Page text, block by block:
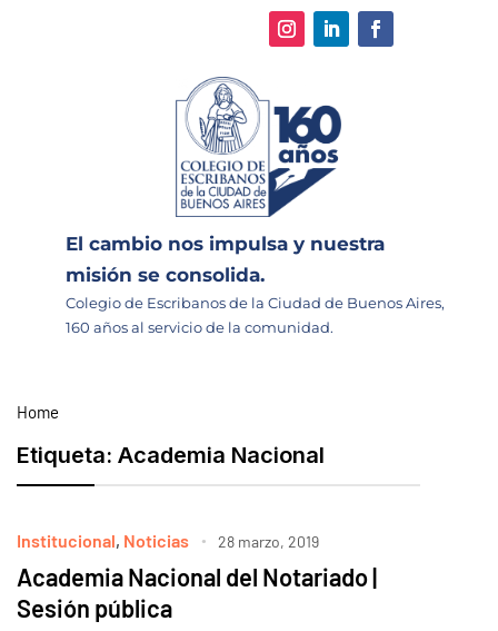
El cambio nos impulsa y nuestra
misión se consolida.
Colegio de Escribanos de la Ciudad de Buenos Aires,
160 años al servicio de la comunidad.
Home
Etiqueta: Academia Nacional
Institucional, Noticias 28 marzo, 2019
Academia Nacional del Notariado |
Sesión pública